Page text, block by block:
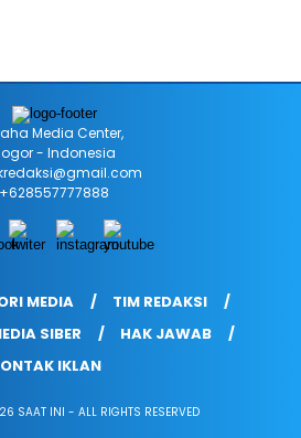
Media Center,
- Indonesia
+628557777888
MEDIA
TIM REDAKSI
SIBER
HAK JAWAB
IKLAN
SAAT INI - ALL RIGHTS RESERVED